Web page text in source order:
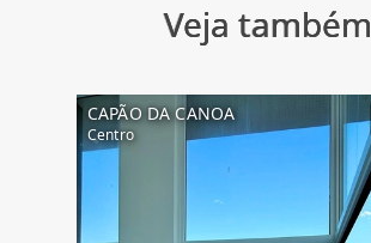
Veja também
CAPÃO DA CANOA
Centro